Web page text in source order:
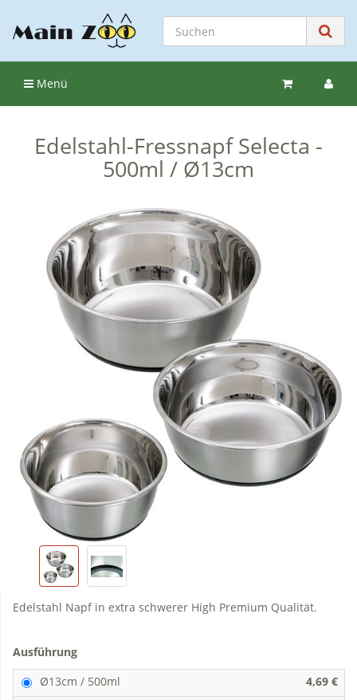
Menü
Edelstahl-Fressnapf Selecta -
500ml / Ø13cm
Edelstahl Napf in extra schwerer High Premium Qualität.
Ausführung
Ø13cm / 500ml
4,69 €